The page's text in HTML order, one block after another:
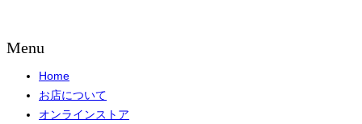
Menu
Home
お店について
オンラインストア